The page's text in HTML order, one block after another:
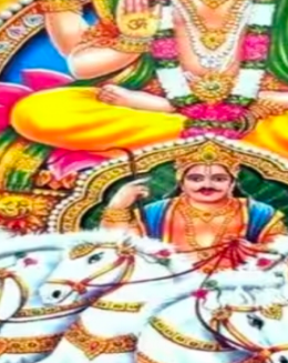
Malviya
Incident: PM
गुप्ता ने जताया
JUNE 3, 2026
191VIEWS